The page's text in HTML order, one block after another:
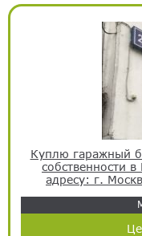
Куплю гаражный
собственности
адресу: г.